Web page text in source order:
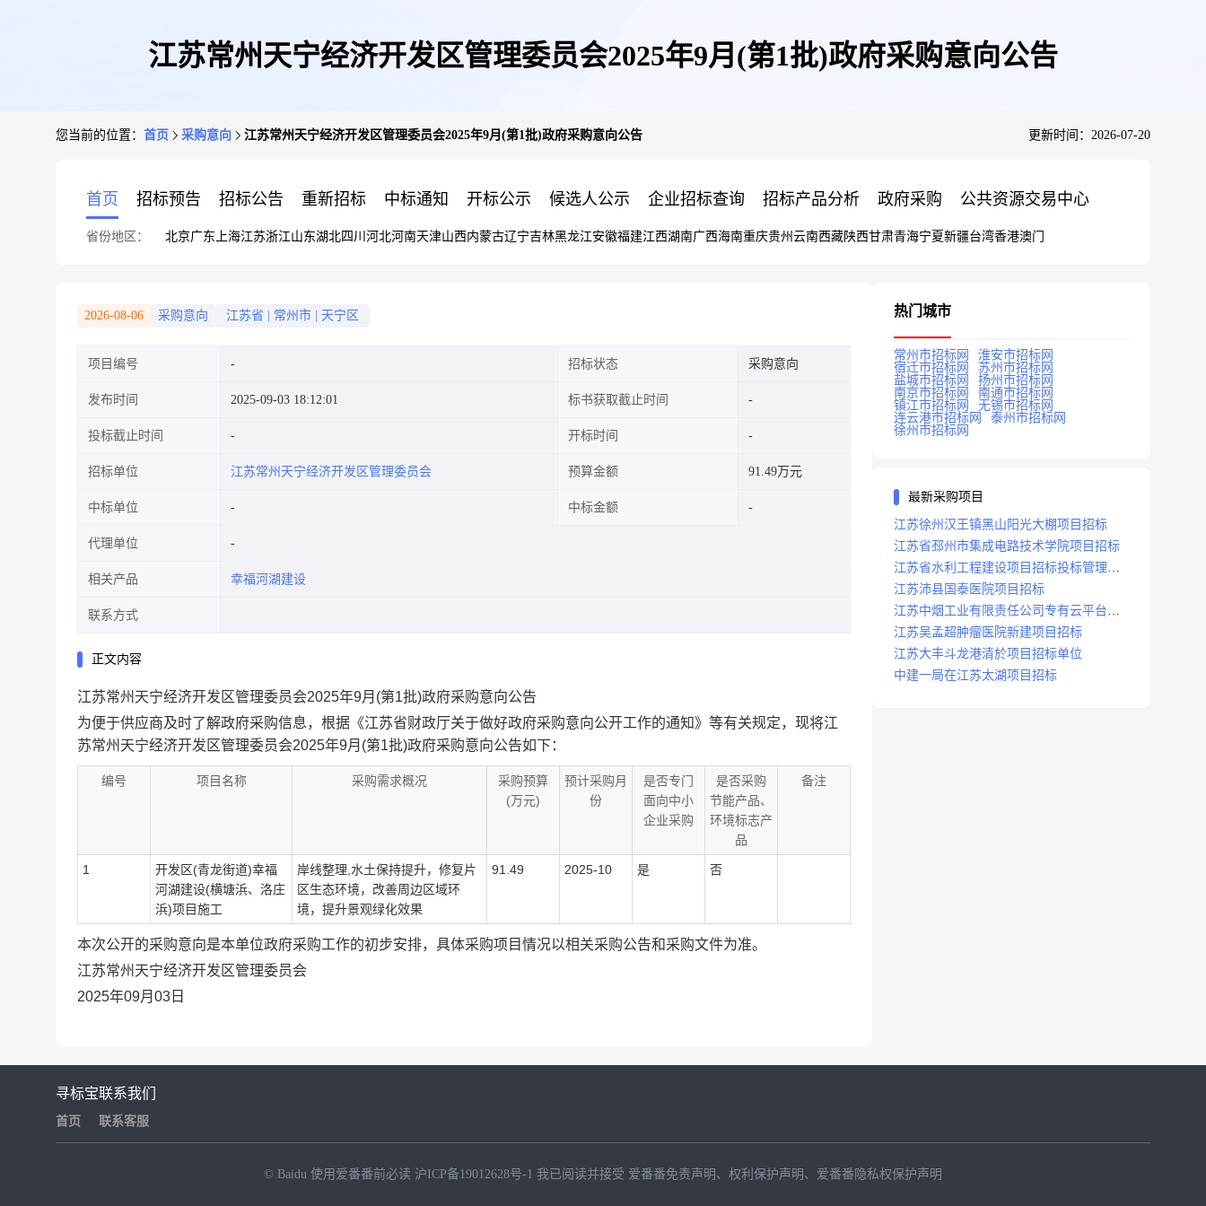
江苏常州天宁经济开发区管理委员会2025年9月(第1批)政府采购意向公告
您当前的位置： 首页 采购意向 江苏常州天宁经济开发区管理委员会2025年9月(第1批)政府采购意向公告 更新时间：2026-07-20
首页 招标预告 招标公告 重新招标 中标通知 开标公示 候选人公示 企业招标查询 招标产品分析 政府采购 公共资源交易中心
省份地区： 北京广东 上海江苏浙江山东湖北四川 河北河南天津山西内蒙古辽宁吉林黑龙江安徽福建江西湖南广西海南重庆贵州 云南西藏陕西甘肃青海宁夏新疆台湾香港澳门
2026-08-06 采购意向 江苏省 常州市 天宁区
项目编号 招标状态 采购意向
发布时间 2025-09-03 18:12:01 标书获取截止时间
投标截止时间 开标时间
招标单位 江苏常州天宁经济开发区管理委员会 预算金额 91.49万元
中标单位 中标金额
代理单位
相关产品 幸福河湖建设
联系方式
正文内容
江苏常州天宁经济开发区管理委员会2025年9月(第1批)政府采购意向公告
为便于供应商及时了解政府采购信息，根据《江苏省财政厅关于做好政府采购意向公开工作的通知》等有关规定，现将江
苏常州天宁经济开发区管理委员会2025年9月(第1批)政府采购意向公告如下：
编号 项目名称 采购需求概况
采购预算
(万元)
预计采购月
份
是否专门
面向中小
企业采购
是否采购
节能产品、
环境标志产
品
备注
1
开发区(青龙街道)幸福
河湖建设(横塘浜、洛庄
浜)项目施工
岸线整理,水土保持提升，修复片
区生态环境，改善周边区域环
境，提升景观绿化效果
91.49 2025-10 是 否
本次公开的采购意向是本单位政府采购工作的初步安排，具体采购项目情况以相关采购公告和采购文件为准。
江苏常州天宁经济开发区管理委员会
2025年09月03日
热门城市
常州市招标网
淮安市招标网
宿迁市招标网
苏州市招标网
盐城市招标网
扬州市招标网
南京市招标网
南通市招标网
镇江市招标网
无锡市招标网
连云港市招标网
泰州市招标网
徐州市招标网
最新采购项目
江苏徐州汉王镇黑山阳光大棚项目招标
江苏省邳州市集成电路技术学院项目招标
江苏省水利工程建设项目招标投标管理办
法
江苏沛县国泰医院项目招标
江苏中烟工业有限责任公司专有云平台扩
容项目招标
江苏吴孟超肿瘤医院新建项目招标
江苏大丰斗龙港清於项目招标单位
中建一局在江苏太湖项目招标
寻标宝
首页
联系我们
联系客服
© Baidu 使用爱番番前必读 沪ICP备19012628号-1 我已阅读并接受 爱番番免责声明 、 权利保护声明 、 爱番番隐私权保护声明